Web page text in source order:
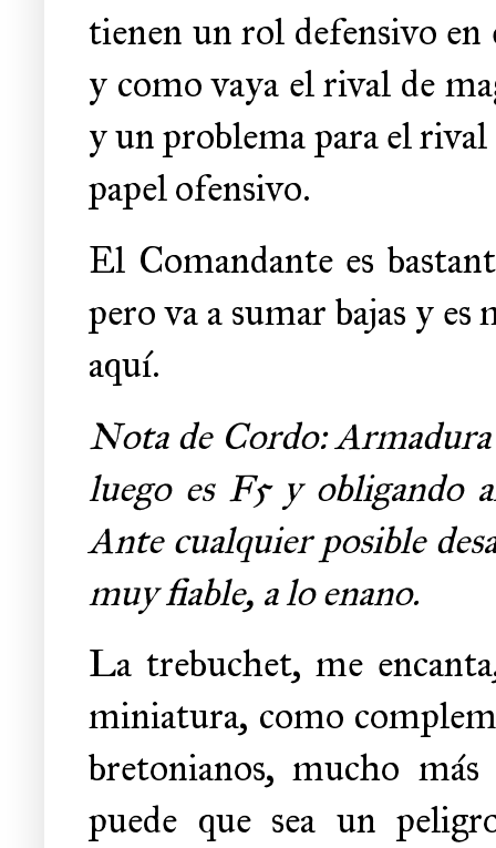
tienen un rol defensivo en
y como vaya el rival de
y un problema para el rival
papel ofensivo.
El Comandante es
pero va a sumar bajas y
aquí.
Nota de Cordo: Armadura
luego es F5 y obligando
Ante cualquier posible
muy fiable, a lo enano.
La trebuchet, me
miniatura, como
bretonianos, mucho
puede que sea un